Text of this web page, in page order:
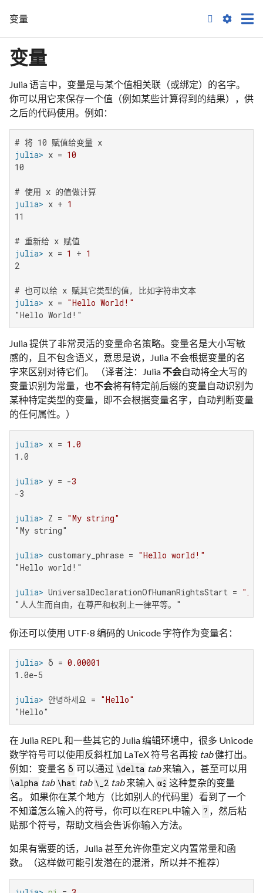
变量 
变量
Julia 语言中，变量是与某个值相关联（或绑定）的名字。
你可以用它来保存一个值（例如某些计算得到的结果），供
之后的代码使用。例如：
julia> x = 10
10
julia> x + 1
11
julia> x = 1 + 1
2
julia> x = "Hello World!"
"Hello World!"
Julia 提供了非常灵活的变量命名策略。变量名是大小写敏
感的，且不包含语义，意思是说，Julia 不会根据变量的名
字来区别对待它们。 （译者注：Julia不会自动将全大写的
变量识别为常量，也不会将有特定前后缀的变量自动识别为
某种特定类型的变量，即不会根据变量名字，自动判断变量
的任何属性。）
julia> x = 1.0
1.0
julia> y = -3
-3
julia> Z = "My string"
"My string"
julia> customary_phrase = "Hello world!"
"Hello world!"
julia> UniversalDeclarationOfHumanRightsStart = "人
"人人生而自由，在尊严和权利上一律平等。"
你还可以使用 UTF-8 编码的 Unicode 字符作为变量名：
julia> δ = 0.00001
1.0e-5
julia> 안녕하세요 = "Hello"
"Hello"
在 Julia REPL 和一些其它的 Julia 编辑环境中，很多 Unicode
数学符号可以使用反斜杠加 LaTeX 符号名再按 tab健打出。
例如：变量名 δ 可以通过 \delta tab来输入，甚至可以用
\alpha tab \hat tab \_2 tab来输入 α̂₂ 这种复杂的变量
名。 如果你在某个地方（比如别人的代码里）看到了一个
不知道怎么输入的符号，你可以在REPL中输入 ? ，然后粘
贴那个符号，帮助文档会告诉你输入方法。
如果有需要的话，Julia 甚至允许你重定义内置常量和函
数。（这样做可能引发潜在的混淆，所以并不推荐）